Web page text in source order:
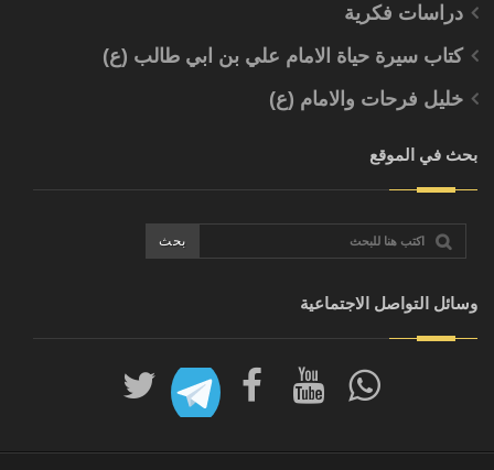
دراسات فكرية
كتاب سيرة حياة الامام علي بن ابي طالب (ع)
خليل فرحات والامام (ع)
بحث في الموقع
وسائل التواصل الاجتماعية